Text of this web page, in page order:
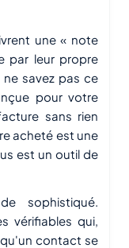
une « note
par leur propre
savez pas ce
pour votre
sans rien
acheté est une
est un outil de
sophistiqué.
vérifiables qui,
contact se